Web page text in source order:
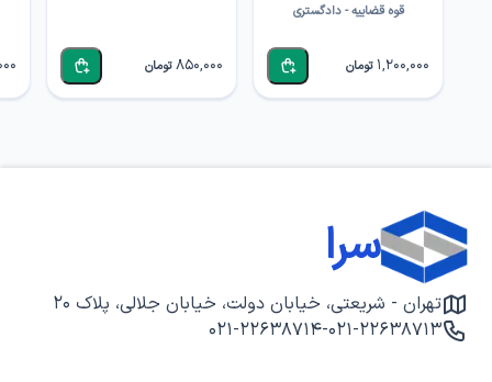
قوه قضاییه - دادگستری
1,200,000 تومان 850,000 تومان
سرا
تهران - شریعتی، خیابان دولت، خیابان جلالی، پلاک ۲۰
۰۲۱-۲۲۶۳۸۷۱۳-۰۲۱-۲۲۶۳۸۷۱۴